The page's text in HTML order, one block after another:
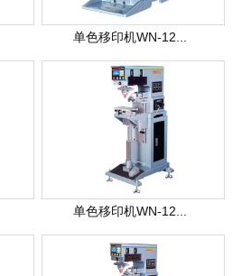
单色移印机WN-12...
单色移印机WN-12...